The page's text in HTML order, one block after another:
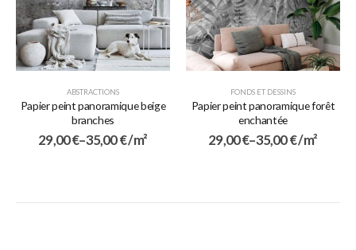
ABSTRACTIONS
Papier peint panoramique beige
branches
29,00€–35,00€/ m²
FONDS ET DESSINS
Papier peint panoramique forêt
enchantée
29,00€–35,00€/ m²